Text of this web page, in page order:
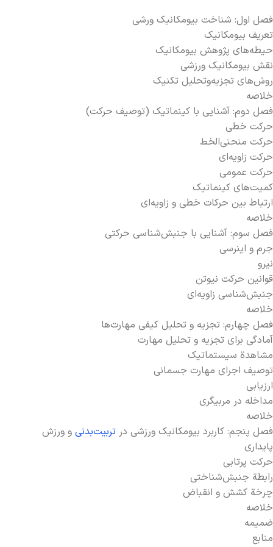
فصل اول: شناخت بیومکانیک ورشی
تعریف بیومکانیک
حیطه‌­های پژوهش بیومکانیک
نقش بیومکانیک ورزشی
روش‌های تجزیه‌­وتحلیل تکنیک
خلاصه
فصل دوم: آشنایی با کینماتیک (توصیف حرکت)
حرکت خطی
حرکت منحنی­‌الخط
حرکت زاویه‌­ای
حرکت عمومی
کمیت­‌های کینماتیک
ارتباط بین حرکات خطی و زاویه‌­ای
خلاصه
فصل سوم: آشنایی با جنبش‌­شناسی حرکتی
جرم و اینرسی
نیرو
قوانین حرکت نیوتن
جنبش‌­شناسی زاویه‌ای
خلاصه
فصل چهارم: تجزیه ­‌و تحلیل کیفی مهارت‌ها
آمادگی برای تجزیه‌ ­و تحلیل مهارت
مشاهدة سیستماتیک
توصیف اجرای مهارت جسمانی
ارزیابی
مداخله در مربیگری
خلاصه
فصل پنجم: کاربرد بیومکانیک ورزشی در تربیت‌­بدنی و ورزش
پایداری
حرکت پرتابی
رابطة جنبش‌­شناختی
چرخة کشش و انقباض
خلاصه
ضمیمه
منابع